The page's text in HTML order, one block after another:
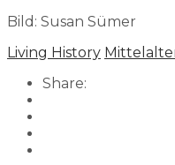
Bild: Susan Sümer
Living History
Share: